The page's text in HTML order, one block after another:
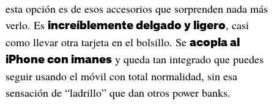
esta opción es de esos accesorios que sorprenden nada más
verlo. Es increíblemente delgado y ligero, casi
como llevar otra tarjeta en el bolsillo. Se acopla al
iPhone con imanesy queda tan integrado que puedes
seguir usando el móvil con total normalidad, sin esa
sensación de “ladrillo” que dan otros power banks.